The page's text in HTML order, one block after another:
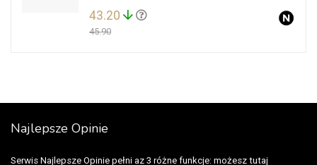
43.20
45.90
Najlepsze Opinie
Serwis Najlepsze Opinie pełni az 3 różne funkcje: możesz tutaj